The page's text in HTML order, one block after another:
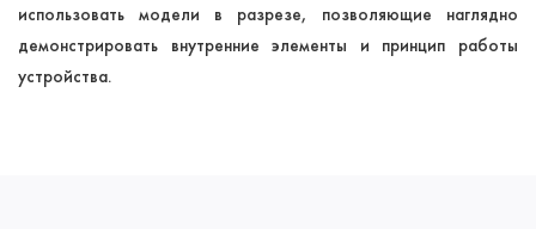
использовать модели в разрезе, позволяющие наглядно
демонстрировать внутренние элементы и принцип работы
устройства.